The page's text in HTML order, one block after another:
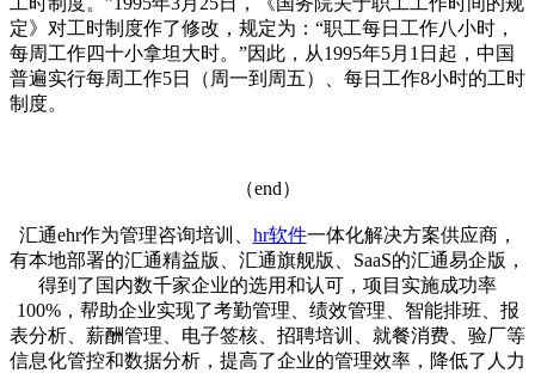
定》对工时制度作了修改，规定为：“职工每日工作八小时，
每周工作四十小拿坦大时。”因此，从1995年5月1日起，中国
普遍实行每周工作5日（周一到周五）、每日工作8小时的工时
制度。
（end）
汇通ehr作为管理咨询培训、 hr软件一体化解决方案供应商，
有本地部署的汇通精益版、汇通旗舰版、SaaS的汇通易企版，
得到了国内数千家企业的选用和认可，项目实施成功率
100%，帮助企业实现了考勤管理、绩效管理、智能排班、报
表分析、薪酬管理、电子签核、招聘培训、就餐消费、验厂等
信息化管控和数据分析，提高了企业的管理效率，降低了人力